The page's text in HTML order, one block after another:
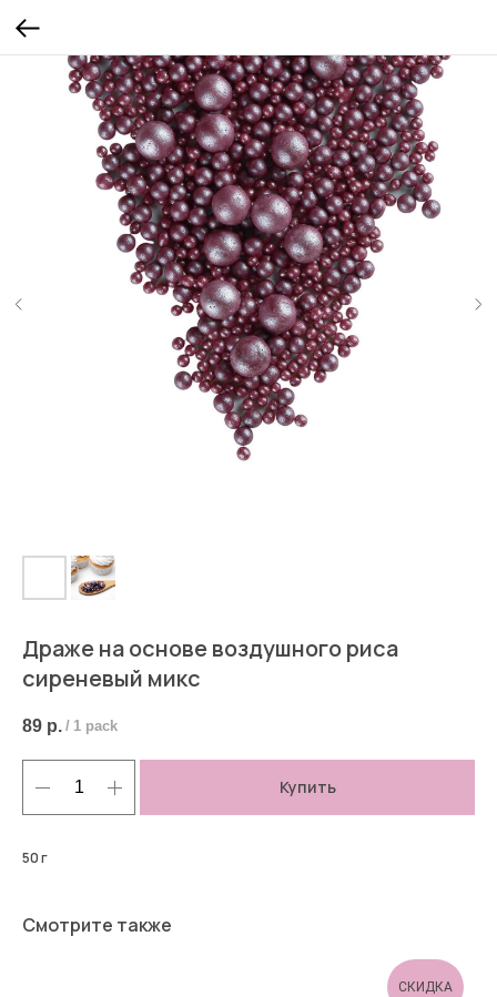
Драже на основе воздушного риса
сиреневый микс
89 р. / 1 pack
Купить
50 г
Смотрите также
СКИДКА